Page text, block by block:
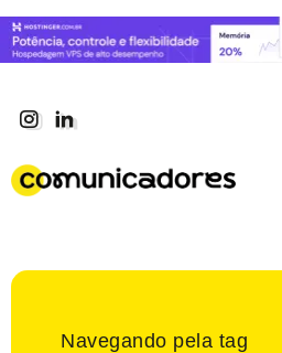
Navegando pela tag